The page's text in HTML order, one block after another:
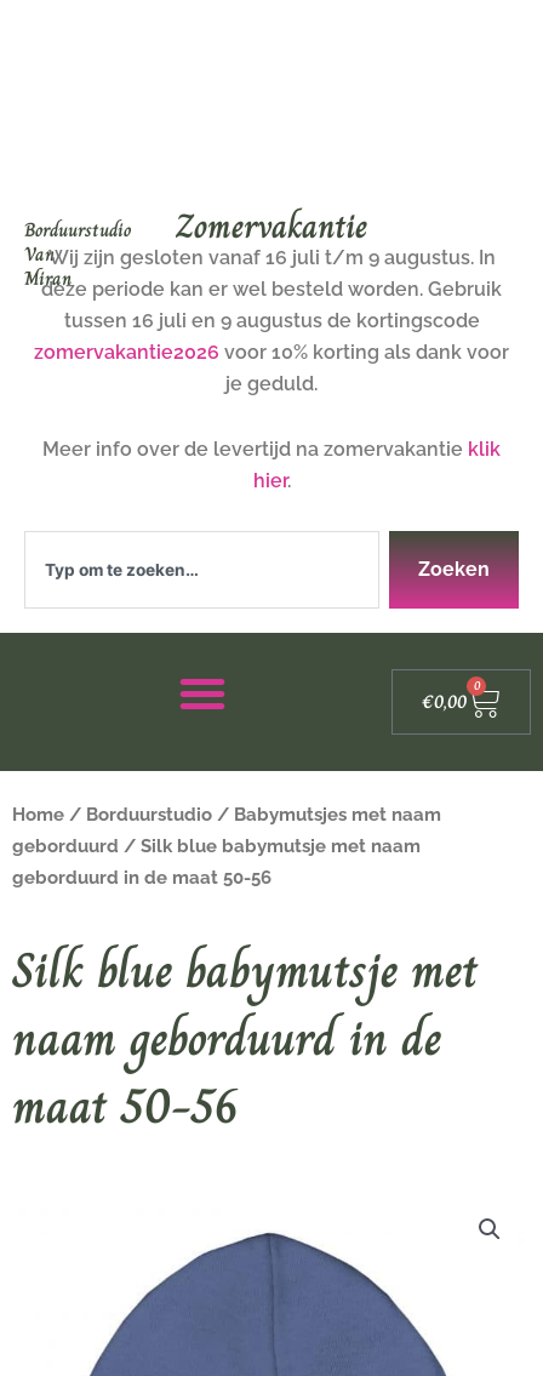
Borduurstudio
Van
Miran
Zomervakantie
Wij zijn gesloten vanaf 16 juli t/m 9 augustus. In
deze periode kan er wel besteld worden. Gebruik
tussen 16 juli en 9 augustus de kortingscode
zomervakantie2026 voor 10% korting als dank voor
je geduld.
Meer info over de levertijd na zomervakantie klik
hier.
Zoeken
€0,00
0
Home / Borduurstudio / Babymutsjes met naam
geborduurd / Silk blue babymutsje met naam
geborduurd in de maat 50-56
Silk blue babymutsje met
naam geborduurd in de
maat 50-56